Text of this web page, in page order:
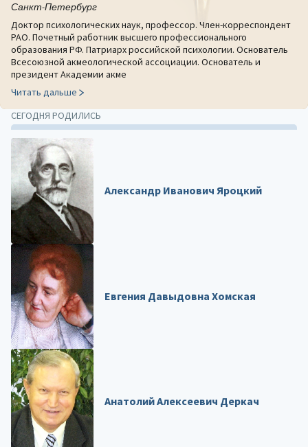
Санкт-Петербург
Доктор психологических наук, профессор. Член-корреспондент
РАО. Почетный работник высшего профессионального
образования РФ. Патриарх российской психологии. Основатель
Всесоюзной акмеологической ассоциации. Основатель и
президент Академии акме
Читать дальше
СЕГОДНЯ РОДИЛИСЬ
Александр Иванович Яроцкий
Евгения Давыдовна Хомская
Анатолий Алексеевич Деркач